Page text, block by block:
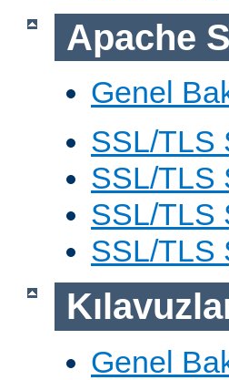
Apache
Genel
SSL/TLS
SSL/TLS
SSL/TLS
SSL/TLS
Genel